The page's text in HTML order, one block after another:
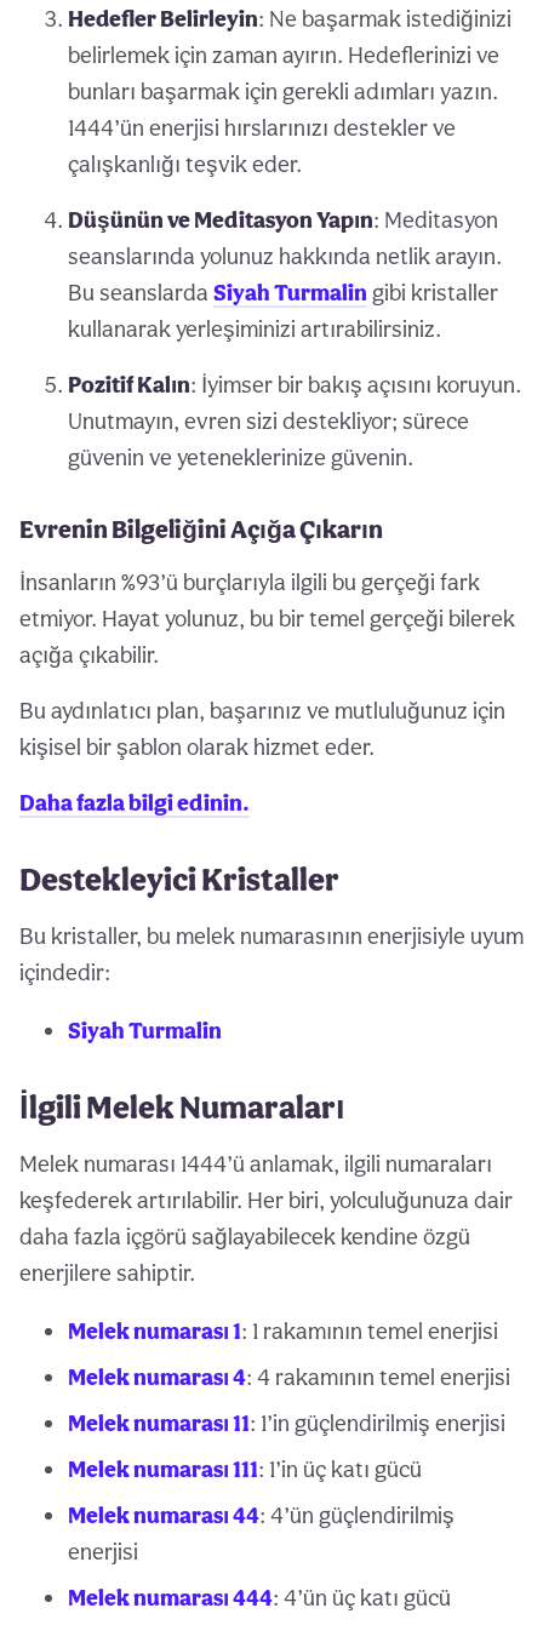
Hedefler Belirleyin: Ne başarmak istediğinizi
belirlemek için zaman ayırın. Hedeflerinizi ve
bunları başarmak için gerekli adımları yazın.
1444’ün enerjisi hırslarınızı destekler ve
çalışkanlığı teşvik eder.
Düşünün ve Meditasyon Yapın: Meditasyon
seanslarında yolunuz hakkında netlik arayın.
Bu seanslarda Siyah Turmalingibi kristaller
kullanarak yerleşiminizi artırabilirsiniz.
Pozitif Kalın: İyimser bir bakış açısını koruyun.
Unutmayın, evren sizi destekliyor; sürece
güvenin ve yeteneklerinize güvenin.
Evrenin Bilgeliğini Açığa Çıkarın
İnsanların %93’ü burçlarıyla ilgili bu gerçeği fark
etmiyor. Hayat yolunuz, bu bir temel gerçeği bilerek
açığa çıkabilir.
Bu aydınlatıcı plan, başarınız ve mutluluğunuz için
kişisel bir şablon olarak hizmet eder.
Daha fazla bilgi edinin.
Destekleyici Kristaller
Bu kristaller, bu melek numarasının enerjisiyle uyum
içindedir:
Siyah Turmalin
İlgili Melek Numaraları
Melek numarası 1444’ü anlamak, ilgili numaraları
keşfederek artırılabilir. Her biri, yolculuğunuza dair
daha fazla içgörü sağlayabilecek kendine özgü
enerjilere sahiptir.
Melek numarası 1: 1 rakamının temel enerjisi
Melek numarası 4: 4 rakamının temel enerjisi
Melek numarası 11: 1’in güçlendirilmiş enerjisi
Melek numarası 111: 1’in üç katı gücü
Melek numarası 44: 4’ün güçlendirilmiş
enerjisi
Melek numarası 444: 4’ün üç katı gücü